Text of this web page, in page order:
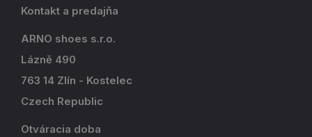
Kontakt a predajňa
ARNO shoes s.r.o.
Lázně 490
763 14 Zlín - Kostelec
Czech Republic
Otváracia doba